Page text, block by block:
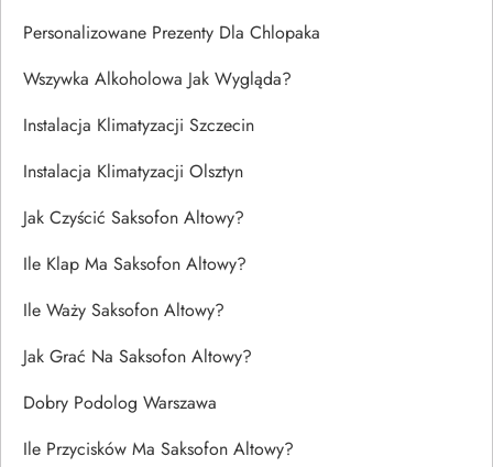
Personalizowane Prezenty Dla Chlopaka
Wszywka Alkoholowa Jak Wygląda?
Instalacja Klimatyzacji Szczecin
Instalacja Klimatyzacji Olsztyn
Jak Czyścić Saksofon Altowy?
Ile Klap Ma Saksofon Altowy?
Ile Waży Saksofon Altowy?
Jak Grać Na Saksofon Altowy?
Dobry Podolog Warszawa
Ile Przycisków Ma Saksofon Altowy?